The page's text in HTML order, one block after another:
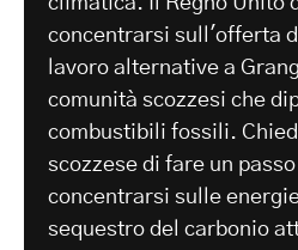
concentrarsi sull'offerta
lavoro alternative a
comunità scozzesi che
combustibili fossili.
scozzese di fare un
concentrarsi sulle
sequestro del carbonio